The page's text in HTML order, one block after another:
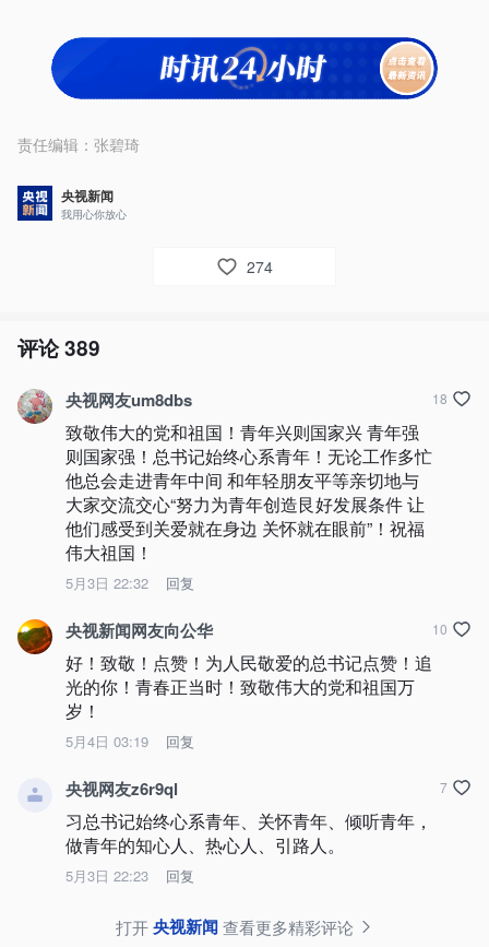
责任编辑： 张碧琦
央视新闻
我用心你放心
274
评论389
央视网友um8dbs
致敬伟大的党和祖国！青年兴则国家兴 青年强
则国家强！总书记始终心系青年！无论工作多忙
他总会走进青年中间 和年轻朋友平等亲切地与
大家交流交心“努力为青年创造艮好发展条件 让
他们感受到关爱就在身边 关怀就在眼前”！祝福
伟大祖国！
5月3日 22:32 回复
18
央视新闻网友向公华
好！致敬！点赞！为人民敬爱的总书记点赞！追
光的你！青春正当时！致敬伟大的党和祖国万
岁！
5月4日 03:19 回复
10
央视网友z6r9ql
习总书记始终心系青年、关怀青年、倾听青年，
做青年的知心人、热心人、引路人。
5月3日 22:23 回复
7
打开央视新闻查看更多精彩评论